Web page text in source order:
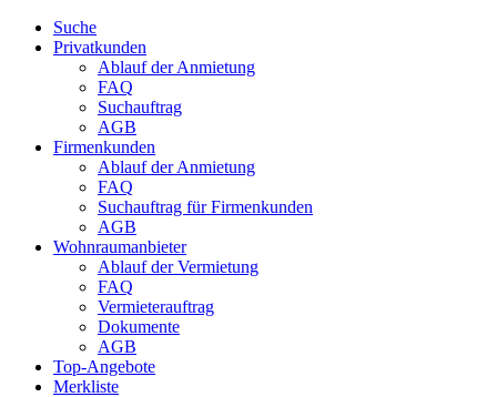
Suche
Privatkunden
Ablauf der Anmietung
FAQ
Suchauftrag
AGB
Firmenkunden
Ablauf der Anmietung
FAQ
Suchauftrag für Firmenkunden
AGB
Wohnraumanbieter
Ablauf der Vermietung
FAQ
Vermieterauftrag
Dokumente
AGB
Top-Angebote
Merkliste